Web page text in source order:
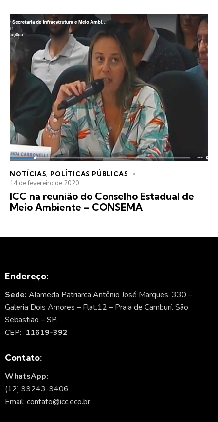
NOTÍCIAS, POLÍTICAS PÚBLICAS
14 de fevereiro de 2020
ICC na reunião do Conselho Estadual de
Meio Ambiente – CONSEMA
Endereço:
Sede: Alameda Patriarca Antônio José Marques, 330 –
Galeria Dois Amores – Flat.12 – Praia de Camburí. São
Sebastião – SP.
CEP: 11619-392
Contato:
WhatsApp:
(12) 99243-9406
Email: contato@icc.eco.br